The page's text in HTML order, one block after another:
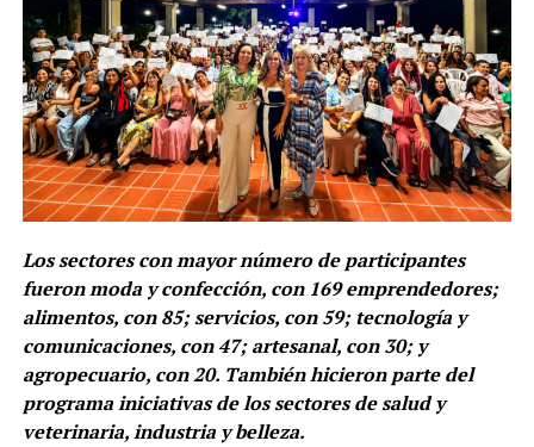
Los sectores con mayor número de participantes
fueron moda y confección, con 169 emprendedores;
alimentos, con 85; servicios, con 59; tecnología y
comunicaciones, con 47; artesanal, con 30; y
agropecuario, con 20. También hicieron parte del
programa iniciativas de los sectores de salud y
veterinaria, industria y belleza.